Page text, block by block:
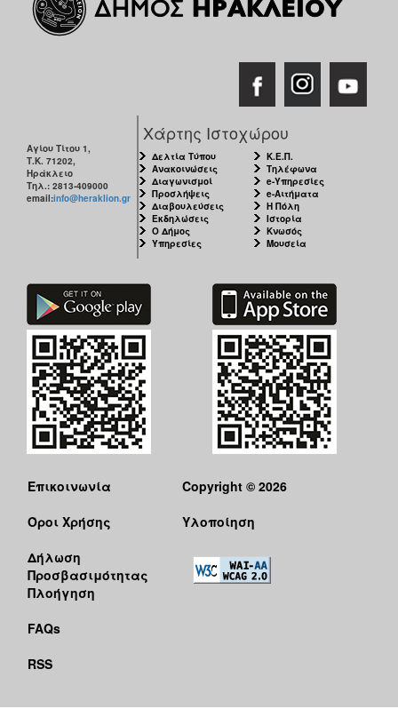
Αγίου Τίτου 1,
Τ.Κ. 71202,
Ηράκλειο
Τηλ.: 2813-409000
email:info@heraklion.gr
Χάρτης Ιστοχώρου
Δελτία Τύπου
Ανακοινώσεις
Διαγωνισμοί
Προσλήψεις
Διαβουλεύσεις
Εκδηλώσεις
Ο Δήμος
Υπηρεσίες
Κ.Ε.Π.
Τηλέφωνα
e-Υπηρεσίες
e-Αιτήματα
Η Πόλη
Ιστορία
Κνωσός
Μουσεία
Επικοινωνία
Όροι Χρήσης
Δήλωση
Προσβασιμότητας
Πλοήγηση
FAQs
RSS
Copyright © 2026
Υλοποίηση